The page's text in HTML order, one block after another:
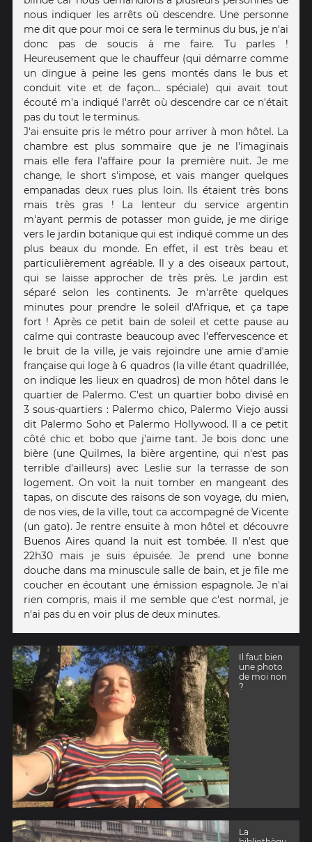
nous indiquer les arrêts où descendre. Une personne
me dit que pour moi ce sera le terminus du bus, je n'ai
donc pas de soucis à me faire. Tu parles !
Heureusement que le chauffeur (qui démarre comme
un dingue à peine les gens montés dans le bus et
conduit vite et de façon... spéciale) qui avait tout
écouté m'a indiqué l'arrêt où descendre car ce n'était
pas du tout le terminus.
J'ai ensuite pris le métro pour arriver à mon hôtel. La
chambre est plus sommaire que je ne l'imaginais
mais elle fera l'affaire pour la première nuit. Je me
change, le short s'impose, et vais manger quelques
empanadas deux rues plus loin. Ils étaient très bons
mais très gras ! La lenteur du service argentin
m'ayant permis de potasser mon guide, je me dirige
vers le jardin botanique qui est indiqué comme un des
plus beaux du monde. En effet, il est très beau et
particulièrement agréable. Il y a des oiseaux partout,
qui se laisse approcher de très près. Le jardin est
séparé selon les continents. Je m'arrête quelques
minutes pour prendre le soleil d'Afrique, et ça tape
fort ! Après ce petit bain de soleil et cette pause au
calme qui contraste beaucoup avec l'effervescence et
le bruit de la ville, je vais rejoindre une amie d'amie
française qui loge à 6 quadros (la ville étant quadrillée,
on indique les lieux en quadros) de mon hôtel dans le
quartier de Palermo. C'est un quartier bobo divisé en
3 sous-quartiers : Palermo chico, Palermo Viejo aussi
dit Palermo Soho et Palermo Hollywood. Il a ce petit
côté chic et bobo que j'aime tant. Je bois donc une
bière (une Quilmes, la bière argentine, qui n'est pas
terrible d'ailleurs) avec Leslie sur la terrasse de son
logement. On voit la nuit tomber en mangeant des
tapas, on discute des raisons de son voyage, du mien,
de nos vies, de la ville, tout ca accompagné de Vicente
(un gato). Je rentre ensuite à mon hôtel et découvre
Buenos Aires quand la nuit est tombée. Il n'est que
22h30 mais je suis épuisée. Je prend une bonne
douche dans ma minuscule salle de bain, et je file me
coucher en écoutant une émission espagnole. Je n'ai
rien compris, mais il me semble que c'est normal, je
n'ai pas du en voir plus de deux minutes.
Il faut bien
une photo
de moi non
?
La